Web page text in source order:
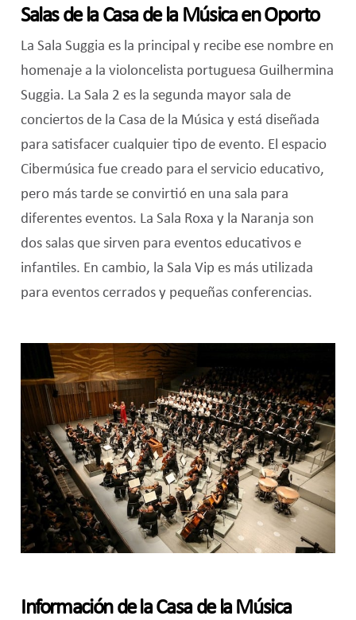
Salas de la Casa de la Música en Oporto
La Sala Suggia es la principal y recibe ese nombre en
homenaje a la violoncelista portuguesa Guilhermina
Suggia. La Sala 2 es la segunda mayor sala de
conciertos de la Casa de la Música y está diseñada
para satisfacer cualquier tipo de evento. El espacio
Cibermúsica fue creado para el servicio educativo,
pero más tarde se convirtió en una sala para
diferentes eventos. La Sala Roxa y la Naranja son
dos salas que sirven para eventos educativos e
infantiles. En cambio, la Sala Vip es más utilizada
para eventos cerrados y pequeñas conferencias.
Información de la Casa de la Música